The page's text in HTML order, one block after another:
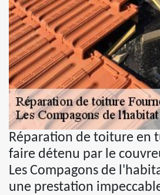
Réparation de toiture en
faire détenu par le
Les Compagons de
une prestation